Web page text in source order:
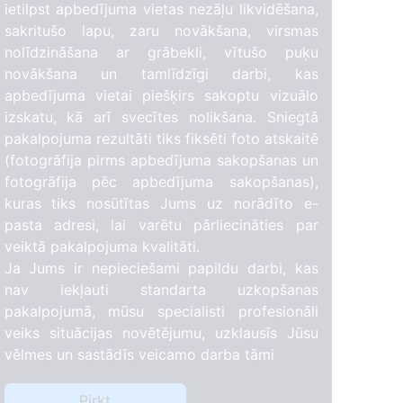
ietilpst apbedījuma vietas nezāļu likvidēšana,
sakritušo lapu, zaru novākšana, virsmas
nolīdzināšana ar grābekli, vītušo puķu
novākšana un tamlīdzīgi darbi, kas
apbedījuma vietai piešķirs sakoptu vizuālo
izskatu, kā arī svecītes nolikšana. Sniegtā
pakalpojuma rezultāti tiks fiksēti foto atskaitē
(fotogrāfija pirms apbedījuma sakopšanas un
fotogrāfija pēc apbedījuma sakopšanas),
kuras tiks nosūtītas Jums uz norādīto e-
pasta adresi, lai varētu pārliecināties par
veiktā pakalpojuma kvalitāti.
Ja Jums ir nepieciešami papildu darbi, kas
nav iekļauti standarta uzkopšanas
pakalpojumā, mūsu specialisti profesionāli
veiks situācijas novētējumu, uzklausīs Jūsu
vēlmes un sastādīs veicamo darba tāmi